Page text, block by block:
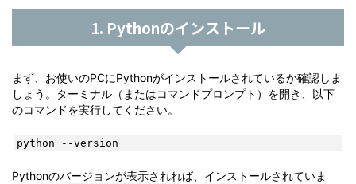
1. Pythonのインストール
まず、お使いのPCにPythonがインストールされているか確認しま
しょう。ターミナル（またはコマンドプロンプト）を開き、以下
のコマンドを実行してください。
python --version
Pythonのバージョンが表示されれば、インストールされていま